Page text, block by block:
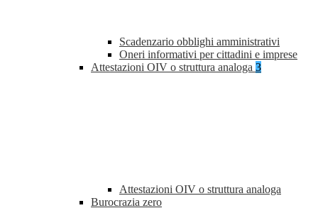
Scadenzario obblighi amministrativi
Oneri informativi per cittadini e imprese
Attestazioni OIV o struttura analoga 3
Attestazioni OIV o struttura analoga
Burocrazia zero